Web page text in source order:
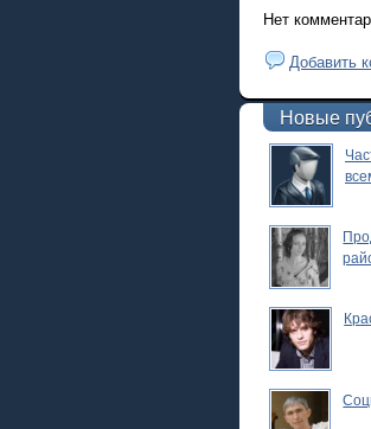
Нет
Добавить
Новые